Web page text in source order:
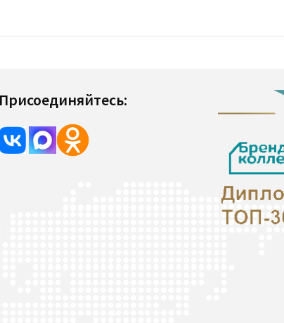
Присоединяйтесь: